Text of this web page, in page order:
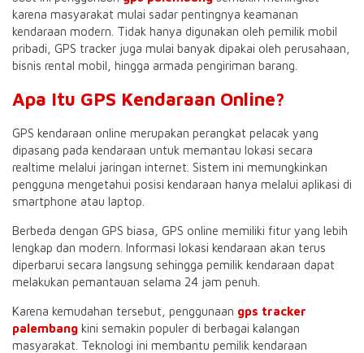
karena masyarakat mulai sadar pentingnya keamanan
kendaraan modern. Tidak hanya digunakan oleh pemilik mobil
pribadi, GPS tracker juga mulai banyak dipakai oleh perusahaan,
bisnis rental mobil, hingga armada pengiriman barang.
Apa Itu GPS Kendaraan Online?
GPS kendaraan online merupakan perangkat pelacak yang
dipasang pada kendaraan untuk memantau lokasi secara
realtime melalui jaringan internet. Sistem ini memungkinkan
pengguna mengetahui posisi kendaraan hanya melalui aplikasi di
smartphone atau laptop.
Berbeda dengan GPS biasa, GPS online memiliki fitur yang lebih
lengkap dan modern. Informasi lokasi kendaraan akan terus
diperbarui secara langsung sehingga pemilik kendaraan dapat
melakukan pemantauan selama 24 jam penuh.
Karena kemudahan tersebut, penggunaan gps tracker
palembang kini semakin populer di berbagai kalangan
masyarakat. Teknologi ini membantu pemilik kendaraan